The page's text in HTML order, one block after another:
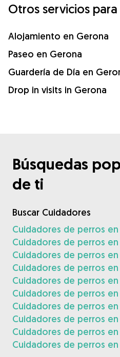
Otros servicios
Alojamiento en Gerona
Paseo en Gerona
Guardería de Día en
Drop in visits in Gerona
Búsquedas
de ti
Buscar Cuidadores
Cuidadores de perros
Cuidadores de perros
Cuidadores de perros en
Cuidadores de perros
Cuidadores de perros
Cuidadores de perros
Cuidadores de perros
Cuidadores de perros
Cuidadores de perros
Cuidadores de perros